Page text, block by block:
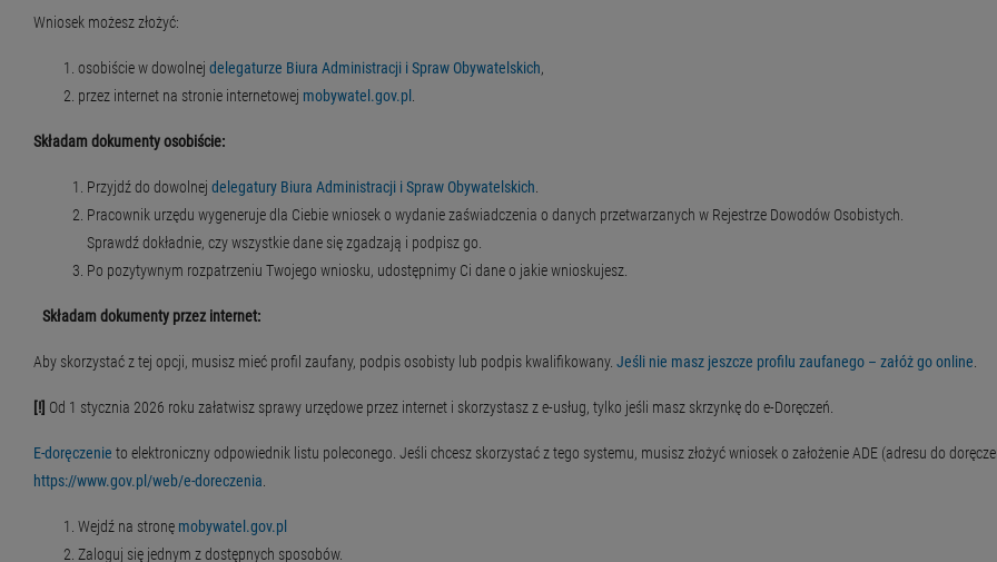
Wniosek możesz złożyć:
osobiście w dowolnej delegaturze Biura Administracji i Spraw Obywatelskich,
przez internet na stronie internetowej mobywatel.gov.pl .
Składam dokumenty osobiście:
Przyjdź do dowolnej delegatury Biura Administracji i Spraw Obywatelskich.
Pracownik urzędu wygeneruje dla Ciebie wniosek o wydanie zaświadczenia o danych przetwarzanych w Rejestrze Dowodów Osobistych.
Sprawdź dokładnie, czy wszystkie dane się zgadzają i podpisz go.
Po pozytywnym rozpatrzeniu Twojego wniosku, udostępnimy Ci dane o jakie wnioskujesz.
Składam dokumenty przez internet:
Aby skorzystać z tej opcji, musisz mieć profil zaufany, podpis osobisty lub podpis kwalifikowany. Jeśli nie masz jeszcze profilu zaufanego – załóż go online.
[!] Od 1 stycznia 2026 roku załatwisz sprawy urzędowe przez internet i skorzystasz z e-usług, tylko jeśli masz skrzynkę do e-Doręczeń.
E-doręczenie to elektroniczny odpowiednik listu poleconego. Jeśli chcesz skorzystać z tego systemu, musisz złożyć wniosek o założenie ADE (adresu do
https://www.gov.pl/web/e-doreczenia.
Wejdź na stronę mobywatel.gov.pl
Zaloguj się jednym z dostępnych sposobów.